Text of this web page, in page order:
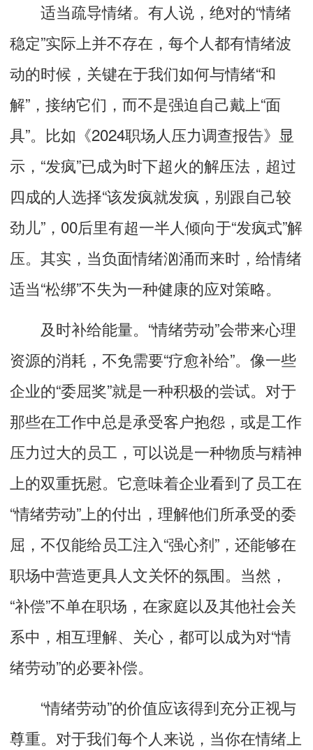
适当疏导情绪。有人说，绝对的“情绪
稳定”实际上并不存在，每个人都有情绪波
动的时候，关键在于我们如何与情绪“和
解”，接纳它们，而不是强迫自己戴上“面
具”。比如《2024职场人压力调查报告》显
示，“发疯”已成为时下超火的解压法，超过
四成的人选择“该发疯就发疯，别跟自己较
劲儿”，00后里有超一半人倾向于“发疯式”解
压。其实，当负面情绪汹涌而来时，给情绪
适当“松绑”不失为一种健康的应对策略。
及时补给能量。“情绪劳动”会带来心理
资源的消耗，不免需要“疗愈补给”。像一些
企业的“委屈奖”就是一种积极的尝试。对于
那些在工作中总是承受客户抱怨，或是工作
压力过大的员工，可以说是一种物质与精神
上的双重抚慰。它意味着企业看到了员工在
“情绪劳动”上的付出，理解他们所承受的委
屈，不仅能给员工注入“强心剂”，还能够在
职场中营造更具人文关怀的氛围。当然，
“补偿”不单在职场，在家庭以及其他社会关
系中，相互理解、关心，都可以成为对“情
绪劳动”的必要补偿。
“情绪劳动”的价值应该得到充分正视与
尊重。对于我们每个人来说，当你在情绪上